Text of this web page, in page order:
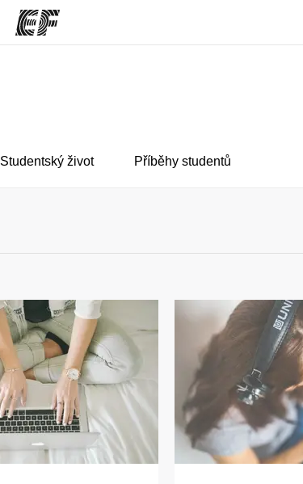
Studentský život Příběhy studentů